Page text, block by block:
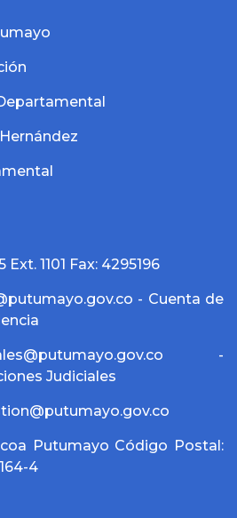
Ext. 1101 Fax: 4295196
- Cuenta de
-
Judiciales
Putumayo Código Postal:
4